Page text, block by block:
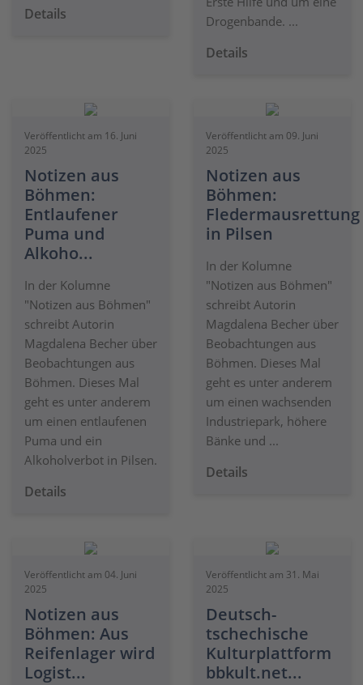
Details
Drogenbande. ...
Details
Veröffentlicht am 16. Juni
2025
Notizen aus
Böhmen:
Entlaufener
Puma und
Alkoho...
In der Kolumne
"Notizen aus Böhmen"
schreibt Autorin
Magdalena Becher über
Beobachtungen aus
Böhmen. Dieses Mal
geht es unter anderem
um einen entlaufenen
Puma und ein
Alkoholverbot in Pilsen.
Details
Veröffentlicht am 09. Juni
2025
Notizen aus
Böhmen:
Fledermausrettung
in Pilsen
In der Kolumne
"Notizen aus Böhmen"
schreibt Autorin
Magdalena Becher über
Beobachtungen aus
Böhmen. Dieses Mal
geht es unter anderem
um einen wachsenden
Industriepark, höhere
Bänke und ...
Details
Veröffentlicht am 04. Juni
2025
Notizen aus
Böhmen: Aus
Reifenlager wird
Logist...
Veröffentlicht am 31. Mai
2025
Deutsch-
tschechische
Kulturplattform
bbkult.net...